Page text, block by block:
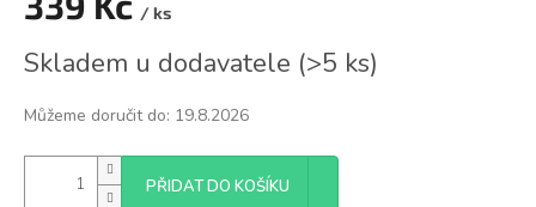
/ ks
cena:
Skladem u dodavatele (>5 ks)
Můžeme doručit do: 19.8.2026
PŘIDAT DO KOŠÍKU